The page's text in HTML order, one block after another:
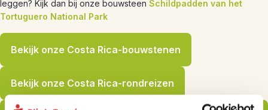
leggen? Kijk dan bij onze bouwsteen Schildpadden van het
Tortuguero National Park
Bekijk onze Costa Rica-bouwstenen
Bekijk onze Costa Rica-rondreizen